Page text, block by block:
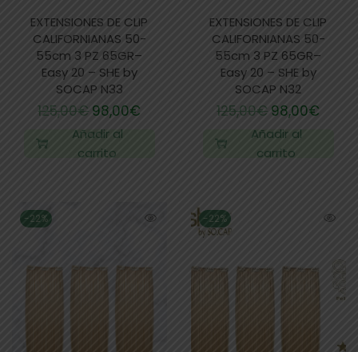
EXTENSIONES DE CLIP
CALIFORNIANAS 50-
55cm 3 PZ 65GR–
Easy 20 – SHE by
SOCAP N33
125,00€98,00€
Añadir al
carrito
EXTENSIONES DE CLIP
CALIFORNIANAS 50-
55cm 3 PZ 65GR–
Easy 20 – SHE by
SOCAP N32
125,00€98,00€
Añadir al
carrito
-22% -22%